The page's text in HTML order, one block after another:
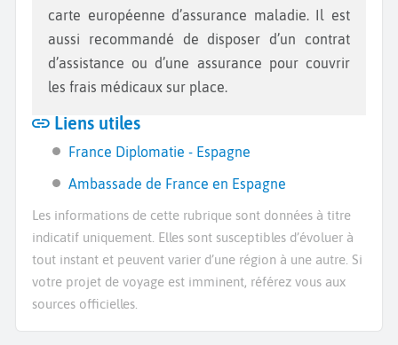
carte européenne d’assurance maladie. Il est
aussi recommandé de disposer d’un contrat
d’assistance ou d’une assurance pour couvrir
les frais médicaux sur place.
Liens utiles
France Diplomatie - Espagne
Ambassade de France en Espagne
Les informations de cette rubrique sont données à titre
indicatif uniquement. Elles sont susceptibles d’évoluer à
tout instant et peuvent varier d’une région à une autre. Si
votre projet de voyage est imminent, référez vous aux
sources officielles.